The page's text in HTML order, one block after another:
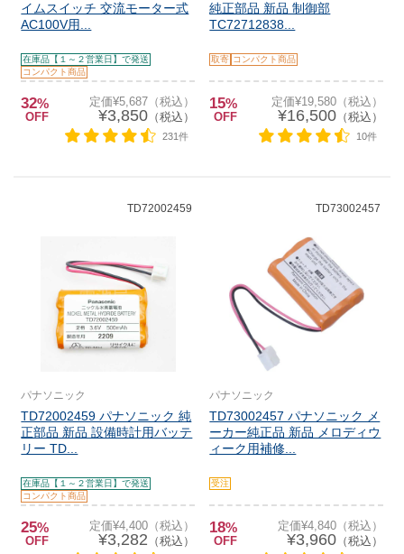
イムスイッチ 交流モーター式
AC100V用...
在庫品【１～２営業日】で発送
コンパクト商品
32%
OFF
定価¥5,687（税込）
¥3,850（税込）
231件
純正部品 新品 制御部
TC72712838...
取寄 コンパクト商品
15%
OFF
定価¥19,580（税込）
¥16,500（税込）
10件
TD72002459
パナソニック
TD72002459 パナソニック 純
正部品 新品 設備時計用バッテ
リー TD...
在庫品【１～２営業日】で発送
コンパクト商品
25%
OFF
定価¥4,400（税込）
¥3,282 （税込）
TD73002457
パナソニック
TD73002457 パナソニック メ
ーカー純正品 新品 メロディウ
ィーク用補修...
受注
18%
OFF
定価¥4,840（税込）
¥3,960（税込）